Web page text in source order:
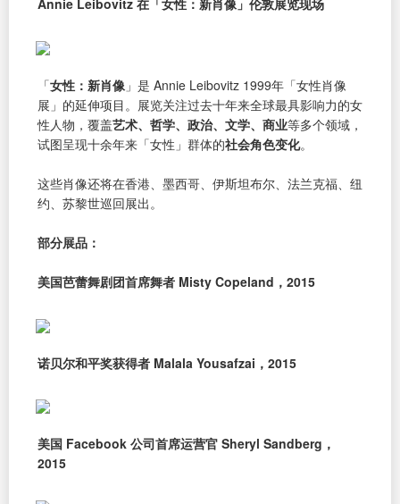
「女性：新肖像 」是 Annie Leibovitz 1999年「女性肖像
展」的延伸项目。展览关注过去十年来全球最具影响力的女
性人物，覆盖艺术、哲学、政治、文学、商业等多个领域，
试图呈现十余年来「女性」群体的社会角色变化。
这些肖像还将在香港、墨西哥、伊斯坦布尔、法兰克福、纽
约、苏黎世巡回展出。
部分展品：
美国芭蕾舞剧团首席舞者 Misty Copeland，2015
诺贝尔和平奖获得者 Malala Yousafzai，2015
美国 Facebook 公司首席运营官 Sheryl Sandberg，
2015